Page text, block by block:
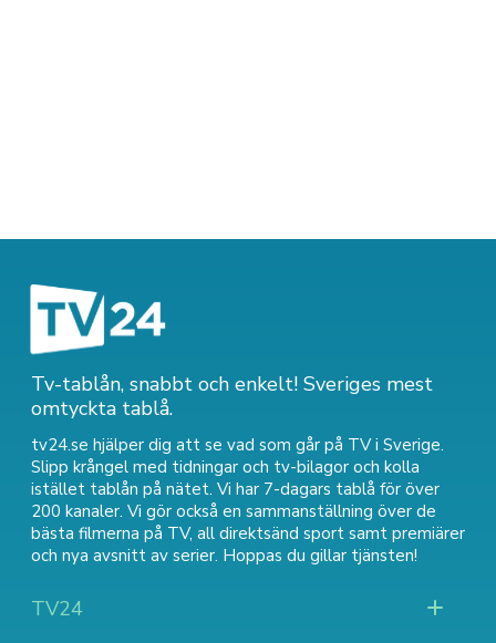
Tv-tablån, snabbt och enkelt! Sveriges mest
omtyckta tablå.
tv24.se hjälper dig att se vad som går på TV i Sverige.
Slipp krångel med tidningar och tv-bilagor och kolla
istället tablån på nätet. Vi har 7-dagars tablå för över
200 kanaler. Vi gör också en sammanställning över de
bästa filmerna på TV, all direktsänd sport samt premiärer
och nya avsnitt av serier. Hoppas du gillar tjänsten!
TV24